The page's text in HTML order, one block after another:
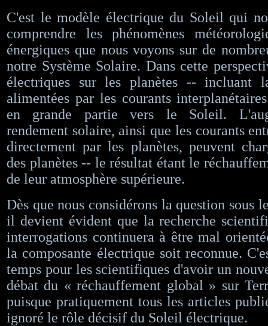
​​​​C'est le modèle électrique du Soleil qui
comprendre les phénomènes
énergiques que nous voyons sur de
notre Système Solaire. Dans cette
électriques sur les planètes -- incluant
alimentées par les courants
en grande partie vers le Soleil.
rendement solaire, ainsi que les courants
directement par les planètes, peuvent
des planètes -- le résultat étant le
de leur atmosphère supérieure.
​​​​Dès que nous considérons la question sous
il devient évident que la recherche
interrogations continuera à être mal
la composante électrique soit reconnue.
temps pour les scientifiques d'avoir un
débat du « réchauffement global » sur
puisque pratiquement tous les articles
ignoré le rôle décisif du Soleil électrique.